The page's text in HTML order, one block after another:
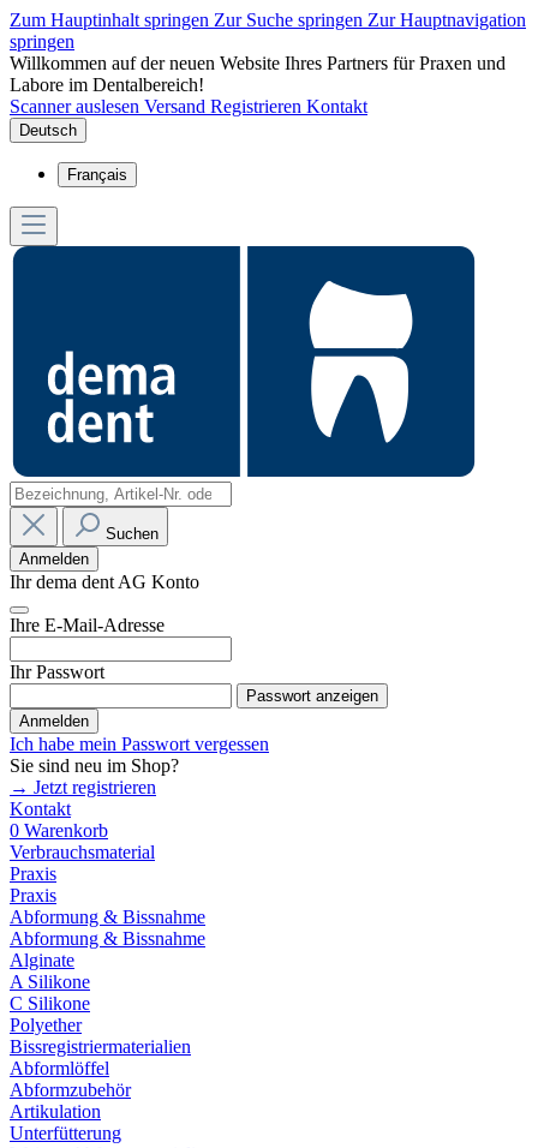
Zum Hauptinhalt springen Zur Suche springen Zur Hauptnavigation
springen
Willkommen auf der neuen Website Ihres Partners für Praxen und
Labore im Dentalbereich!
Scanner auslesen Versand Registrieren Kontakt
Deutsch
Français
Suchen
Anmelden
Ihr dema dent AG Konto
Ihre E-Mail-Adresse
Ihr Passwort
Passwort anzeigen
Anmelden
Ich habe mein Passwort vergessen
Sie sind neu im Shop?
→ Jetzt registrieren
Kontakt
0 Warenkorb
Verbrauchsmaterial
Praxis
Praxis
Abformung & Bissnahme
Abformung & Bissnahme
Alginate
A Silikone
C Silikone
Polyether
Bissregistriermaterialien
Abformlöffel
Abformzubehör
Artikulation
Unterfütterung